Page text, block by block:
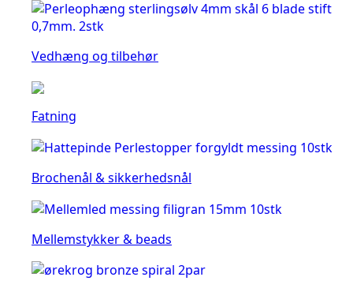
Vedhæng og tilbehør
Fatning
Brochenål & sikkerhedsnål
Mellemstykker & beads